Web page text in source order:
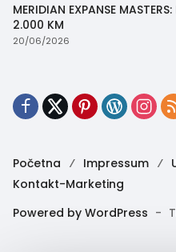
MERIDIAN EXPANSE
2.000 KM
20/06/2026
Početna Impressum
Kontakt-Marketing
Powered by WordPress -